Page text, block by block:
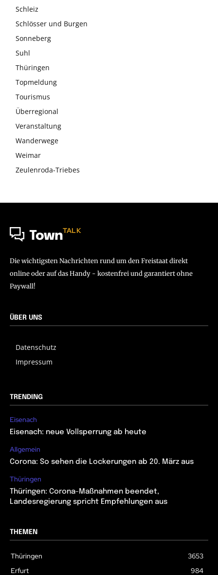
Schleiz
Schlösser und Burgen
Sonneberg
Suhl
Thüringen
Topmeldung
Tourismus
Überregional
Veranstaltung
Wanderwege
Weimar
Zeulenroda-Triebes
TownTALK
Die wichtigsten Nachrichten rund um den Freistaat direkt
online oder auf das Handy - kostenfrei und garantiert ohne
Paywall!
ÜBER UNS
Datenschutz
Impressum
TRENDING
Eisenach
Eisenach: neue Vollsperrung ab heute
Allgemein
Corona: So sehen die Lockerungen ab 20. März aus
Thüringen
Thüringen: Corona-Maßnahmen beendet,
Landesregierung spricht Empfehlungen aus
THEMEN
Thüringen
3653
Erfurt
984